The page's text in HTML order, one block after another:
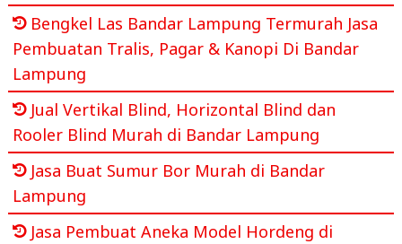
Bengkel Las Bandar Lampung Termurah Jasa
Pembuatan Tralis, Pagar & Kanopi Di Bandar
Lampung
Jual Vertikal Blind, Horizontal Blind dan
Rooler Blind Murah di Bandar Lampung
Jasa Buat Sumur Bor Murah di Bandar
Lampung
Jasa Pembuat Aneka Model Hordeng di